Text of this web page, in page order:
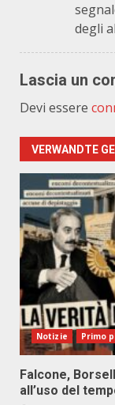
degli
Lascia un
Devi essere
VERWANDTE
Notizie Primo
Falcone,
all’uso del